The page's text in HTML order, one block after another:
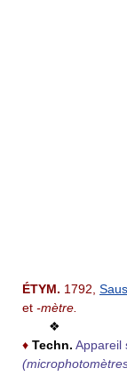
ÉTYM. 1792,
et -mètre.
❖
♦ Techn. Appareil